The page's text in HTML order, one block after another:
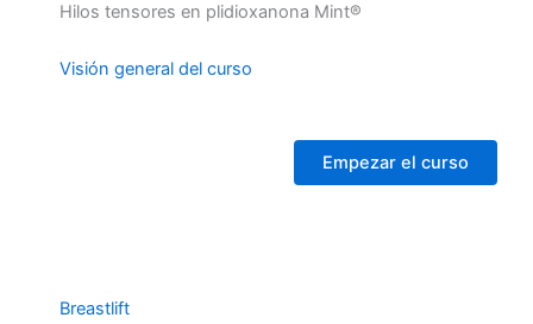
Hilos tensores en plidioxanona Mint®
Visión general del curso
Empezar el curso
Breastlift